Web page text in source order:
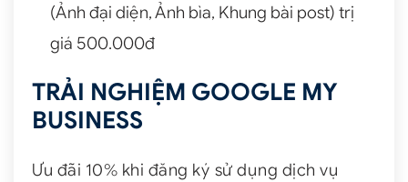
(Ảnh đại diện, Ảnh bìa, Khung bài post) trị
giá 500.000đ
TRẢI NGHIỆM GOOGLE MY
BUSINESS
Ưu đãi 10% khi đăng ký sử dụng dịch vụ